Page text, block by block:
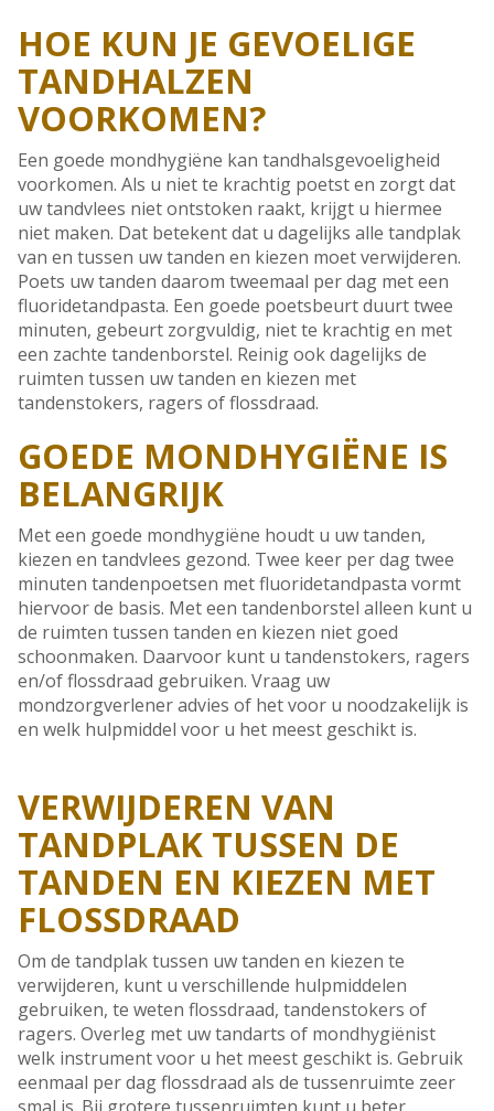
HOE KUN JE GEVOELIGE
TANDHALZEN
VOORKOMEN?
Een goede mondhygiëne kan tandhalsgevoeligheid
voorkomen. Als u niet te krachtig poetst en zorgt dat
uw tandvlees niet ontstoken raakt, krijgt u hiermee
niet maken. Dat betekent dat u dagelijks alle tandplak
van en tussen uw tanden en kiezen moet verwijderen.
Poets uw tanden daarom tweemaal per dag met een
fluoridetandpasta. Een goede poetsbeurt duurt twee
minuten, gebeurt zorgvuldig, niet te krachtig en met
een zachte tandenborstel. Reinig ook dagelijks de
ruimten tussen uw tanden en kiezen met
tandenstokers, ragers of flossdraad.
GOEDE MONDHYGIËNE IS
BELANGRIJK
Met een goede mondhygiëne houdt u uw tanden,
kiezen en tandvlees gezond. Twee keer per dag twee
minuten tandenpoetsen met fluoridetandpasta vormt
hiervoor de basis. Met een tandenborstel alleen kunt u
de ruimten tussen tanden en kiezen niet goed
schoonmaken. Daarvoor kunt u tandenstokers, ragers
en/of flossdraad gebruiken. Vraag uw
mondzorgverlener advies of het voor u noodzakelijk is
en welk hulpmiddel voor u het meest geschikt is.
VERWIJDEREN VAN
TANDPLAK TUSSEN DE
TANDEN EN KIEZEN MET
FLOSSDRAAD
Om de tandplak tussen uw tanden en kiezen te
verwijderen, kunt u verschillende hulpmiddelen
gebruiken, te weten flossdraad, tandenstokers of
ragers. Overleg met uw tandarts of mondhygiënist
welk instrument voor u het meest geschikt is. Gebruik
eenmaal per dag flossdraad als de tussenruimte zeer